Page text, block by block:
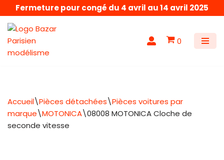
Aller
au
contenu
Fermeture pour congé du 4 avril au 14 avril 2025
0
Accueil\Pièces détachées\Pièces voitures par
marque\MOTONICA\08008 MOTONICA Cloche de
seconde vitesse